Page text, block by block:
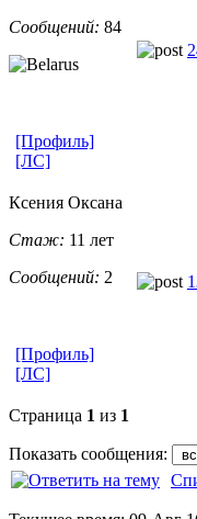
Сообщений: 84
[Профиль]
[ЛС]
Ксения Оксана
Стаж: 11 лет
Сообщений: 2
[Профиль]
[ЛС]
Страница 1 из 1
Показать сообщения: